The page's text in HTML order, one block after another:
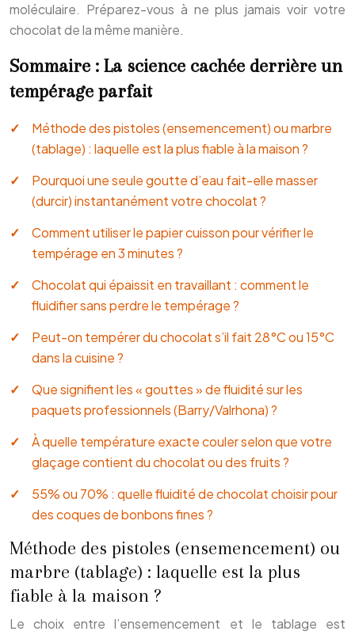
moléculaire. Préparez-vous à ne plus jamais voir votre
chocolat de la même manière.
Sommaire : La science cachée derrière un
tempérage parfait
Méthode des pistoles (ensemencement) ou marbre
(tablage) : laquelle est la plus fiable à la maison ?
Pourquoi une seule goutte d’eau fait-elle masser
(durcir) instantanément votre chocolat ?
Comment utiliser le papier cuisson pour vérifier le
tempérage en 3 minutes ?
Chocolat qui épaissit en travaillant : comment le
fluidifier sans perdre le tempérage ?
Peut-on tempérer du chocolat s’il fait 28°C ou 15°C
dans la cuisine ?
Que signifient les « gouttes » de fluidité sur les
paquets professionnels (Barry/Valrhona) ?
À quelle température exacte couler selon que votre
glaçage contient du chocolat ou des fruits ?
55% ou 70% : quelle fluidité de chocolat choisir pour
des coques de bonbons fines ?
Méthode des pistoles (ensemencement) ou
marbre (tablage) : laquelle est la plus
fiable à la maison ?
Le choix entre l’ensemencement et le tablage est